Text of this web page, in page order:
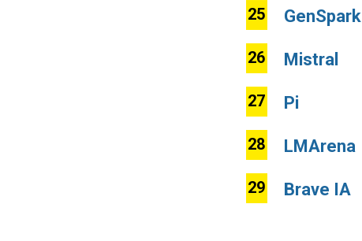
GenSpark
Mistral
Pi
LMArena
Brave IA